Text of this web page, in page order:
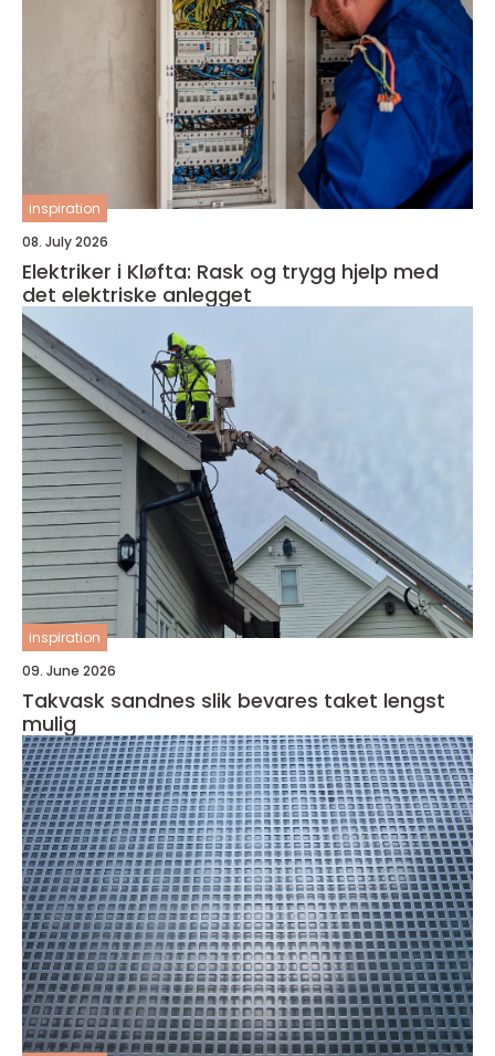
inspiration
08. July 2026
Elektriker i Kløfta: Rask og trygg hjelp med
det elektriske anlegget
inspiration
09. June 2026
Takvask sandnes slik bevares taket lengst
mulig